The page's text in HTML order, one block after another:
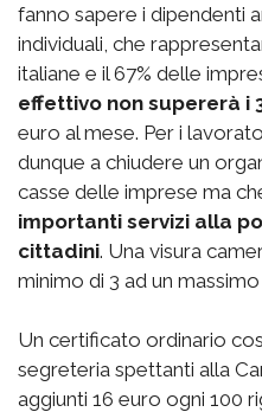
fanno sapere i dipendenti
individuali, che
italiane e il 67% delle
effettivo non supererà i
euro al mese. Per i
dunque a chiudere un
casse delle imprese ma
importanti servizi alla
cittadini. Una visura
minimo di 3 ad un
Un certificato ordinario
segreteria spettanti alla
aggiunti 16 euro ogni 100